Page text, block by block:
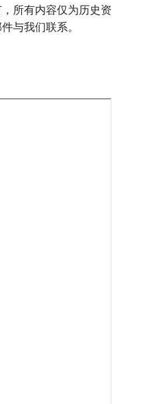
所有内容仅为历史资
与我们联系。